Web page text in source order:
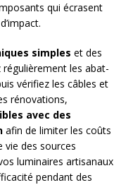
qui écrasent
simples et des
les abat-
vérifiez les câbles et
rénovations,
avec des
afin de limiter les coûts
vie des sources
luminaires artisanaux
pendant des